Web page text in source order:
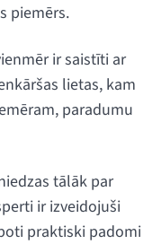
piemērs.
ir saistīti ar
lietas, kam
paradumu
tālāk par
ir izveidojuši
praktiski padomi